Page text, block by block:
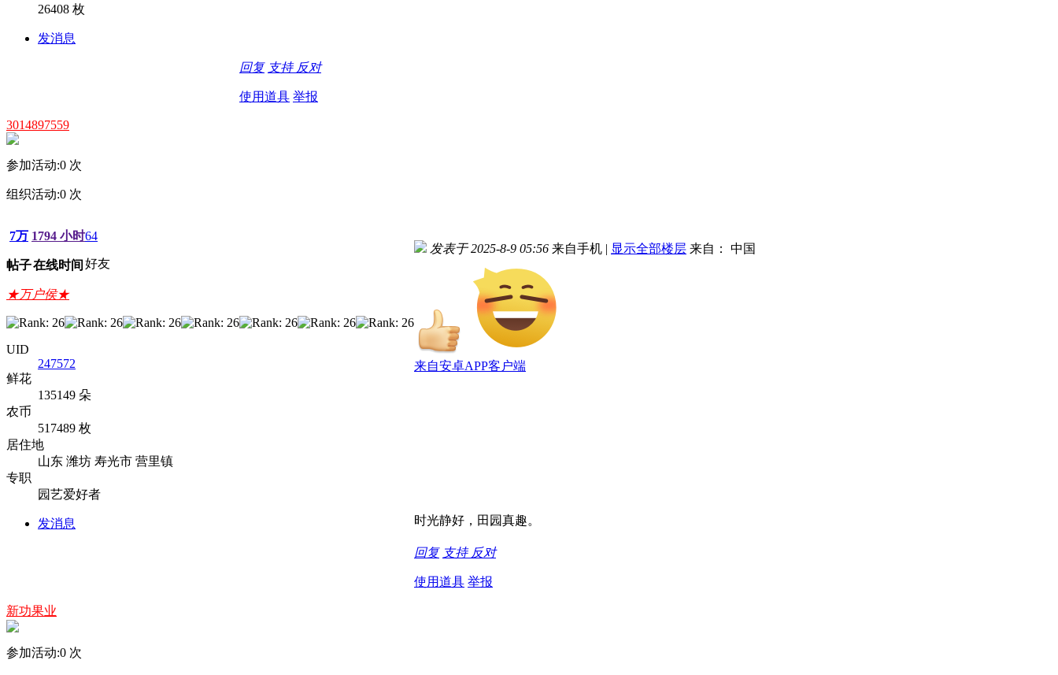
26408 枚
发消息
回复 支持 反对
使用道具 举报
3014897559
参加活动:0 次
组织活动:0 次
7万
帖子
1794 小时
在线时间
64
好友
★万户侯★
UID
247572
鲜花
135149 朵
农币
517489 枚
居住地
山东 潍坊 寿光市 营里镇
专职
园艺爱好者
发消息
发表于 2025-8-9 05:56 来自手机 | 显示全部楼层 来自： 中国
来自安卓APP客户端
时光静好，田园真趣。
回复 支持 反对
使用道具 举报
新功果业
参加活动:0 次